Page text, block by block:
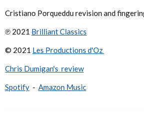
Cristiano Porqueddu revision and
℗ 2021 Brilliant Classics
© 2021 Les Productions d'Oz
Chris Dumigan's review
Spotify - Amazon Music